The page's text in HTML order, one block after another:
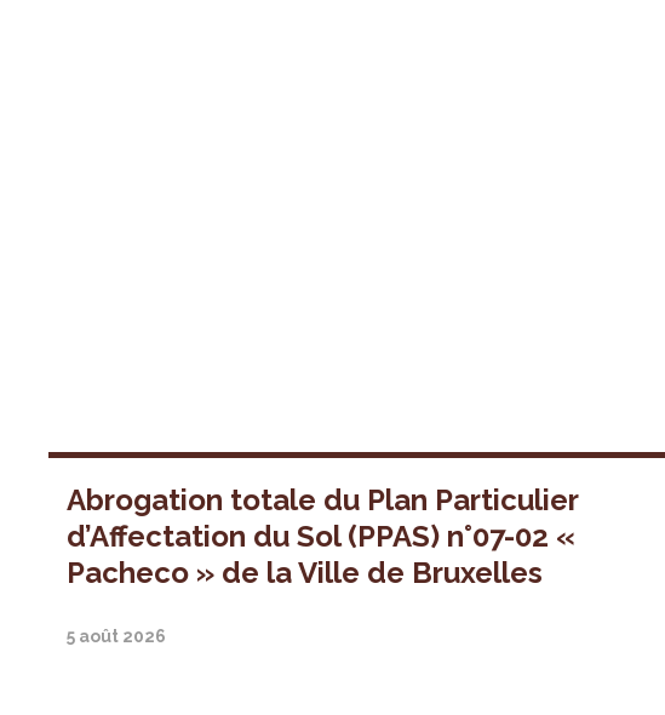
Abrogation totale du Plan Particulier
d’Affectation du Sol (PPAS) n°07-02 «
Pacheco » de la Ville de Bruxelles
5 août 2026